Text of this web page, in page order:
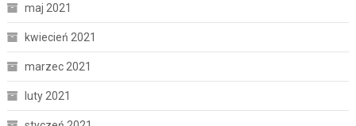
maj 2021
kwiecień 2021
marzec 2021
luty 2021